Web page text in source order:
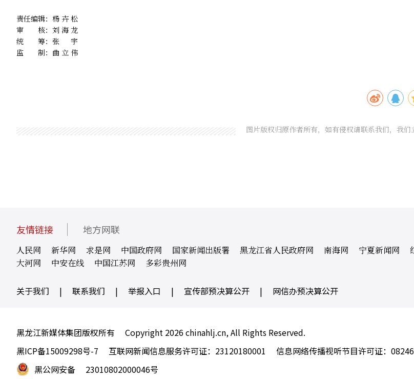
责任编辑： 杨卉松
审 核： 刘海龙
统 筹： 张宇
监 制： 曲立伟
图片版权归原作者所有，如有侵权请联系我们，我们
友情链接 地方网联
人民网 新华网 求是网 中国政府网 国家新闻出版署 黑龙江省人民政府网 南海网 宁夏新闻网
大河网
中安在线 中国江苏网 多彩贵州网
关于我们 | 联系我们 | 举报入口 | 宣传部预决算公开 | 网信办预决算公开
黑龙江新媒体集团版权所有
Copyright 2026 chinahlj.cn, All Rights Reserved.
黑ICP备15009298号-7
互联网新闻信息服务许可证：23120180001 信息网络传播视听节目许可证：
黑公网安备
23010802000046号